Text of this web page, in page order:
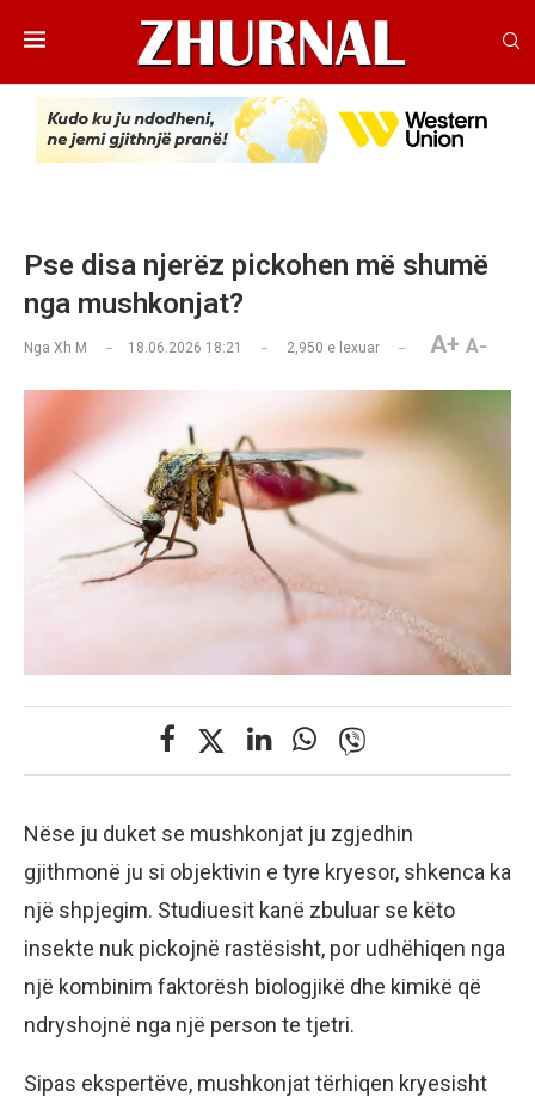
Pse disa njerëz pickohen më shumë
nga mushkonjat?
Nga Xh M 18.06.2026 18:21 2,950 e lexuar A+ A-
Nëse ju duket se mushkonjat ju zgjedhin
gjithmonë ju si objektivin e tyre kryesor, shkenca ka
një shpjegim. Studiuesit kanë zbuluar se këto
insekte nuk pickojnë rastësisht, por udhëhiqen nga
një kombinim faktorësh biologjikë dhe kimikë që
ndryshojnë nga një person te tjetri.
Sipas ekspertëve, mushkonjat tërhiqen kryesisht